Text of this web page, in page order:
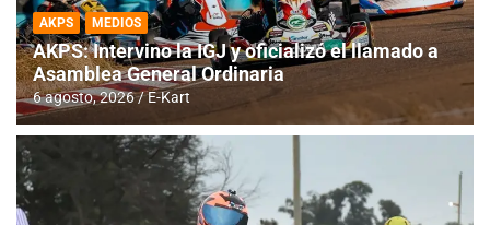
AKPS MEDIOS
AKPS: Intervino la IGJ y oficializó el llamado a
Asamblea General Ordinaria
6 agosto, 2026 E-Kart